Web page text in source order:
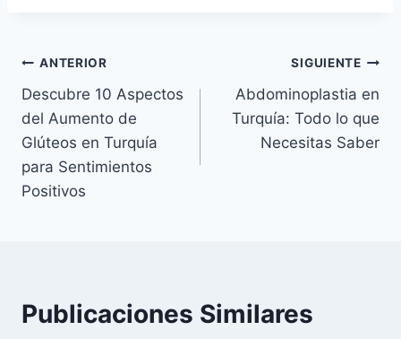
Navegación
de
entradas
ANTERIOR
Descubre 10 Aspectos
del Aumento de
Glúteos en Turquía
para Sentimientos
Positivos
SIGUIENTE
Abdominoplastia en
Turquía: Todo lo que
Necesitas Saber
Publicaciones Similares